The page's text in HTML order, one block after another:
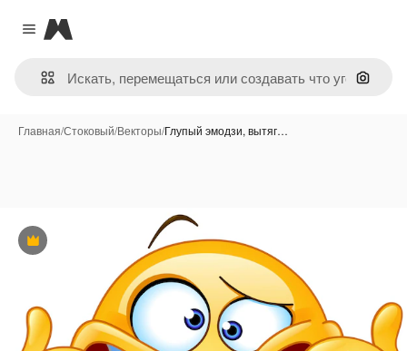
Close menu
Magnific
Поиск
Главная/Стоковый/Векторы/Глупый эмодзи, вытяг…
Премиум